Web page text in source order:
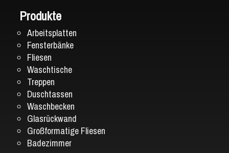
Produkte
Arbeitsplatten
Fensterbänke
Fliesen
Waschtische
Treppen
Duschtassen
Waschbecken
Glasrückwand
Großformatige Fliesen
Badezimmer